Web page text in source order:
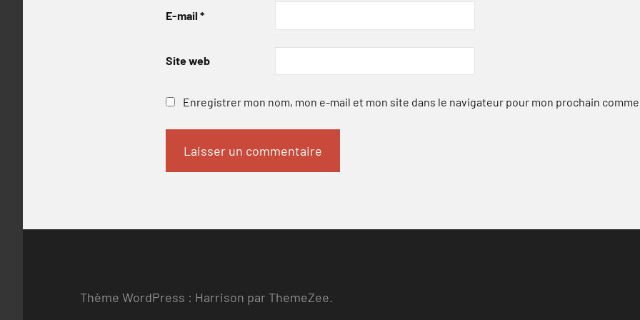
E-mail *
Site web
Enregistrer mon nom, mon e-mail et mon site dans le navigateur pour mon prochain
Thème WordPress : Harrison par ThemeZee.